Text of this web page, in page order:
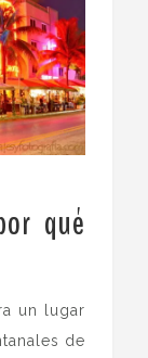
qué
un lugar
de